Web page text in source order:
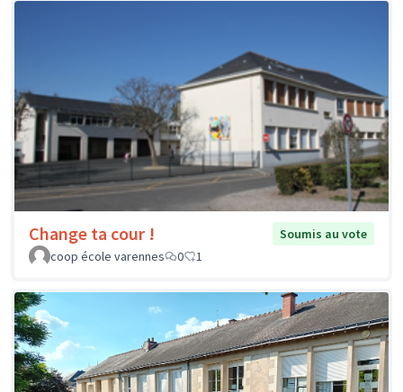
Change ta cour !
Soumis au vote
coop école varennes
0 1